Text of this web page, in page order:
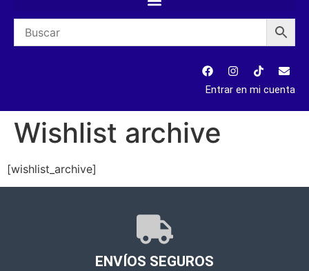
Entrar en mi cuenta
Wishlist archive
[wishlist_archive]
ENVÍOS SEGUROS